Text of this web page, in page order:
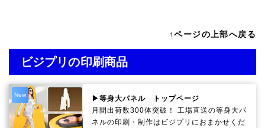
↑ページの上部へ戻る
ビジプリの印刷商品
New
▶等身大パネル トップページ
月間出荷数300体突破！ 工場直送の等身大パ
ネルの印刷・制作は ビジプリ におまかせくだ